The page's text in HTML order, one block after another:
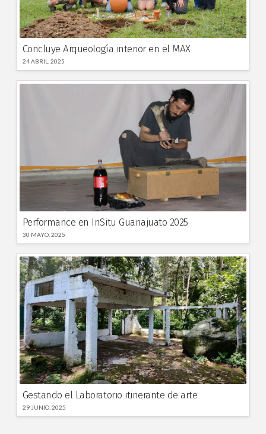
Concluye Arqueología interior en el MAX
24 ABRIL, 2025
Performance en InSitu Guanajuato 2025
30 MAYO, 2025
Gestando el Laboratorio itinerante de arte
29 JUNIO, 2025